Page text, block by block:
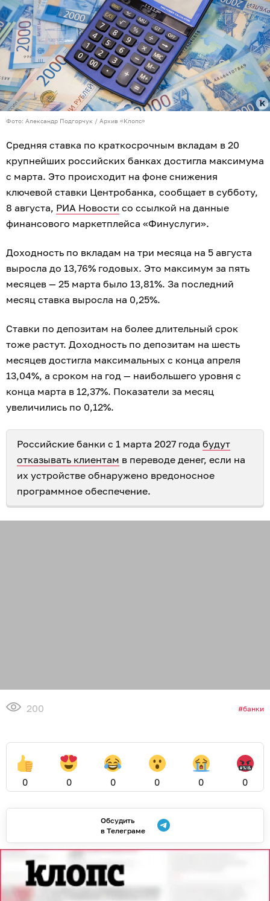
Фото: Александр Подгорчук / Архив «Клопс»
Средняя ставка по краткосрочным вкладам в 20
крупнейших российских банках достигла максимума
с марта. Это происходит на фоне снижения
ключевой ставки Центробанка, сообщает в субботу,
8 августа, РИА Новости со ссылкой на данные
финансового маркетплейса «Финуслуги».
Доходность по вкладам на три месяца на 5 августа
выросла до 13,76% годовых. Это максимум за пять
месяцев — 25 марта было 13,81%. За последний
месяц ставка выросла на 0,25%.
Ставки по депозитам на более длительный срок
тоже растут. Доходность по депозитам на шесть
месяцев достигла максимальных с конца апреля
13,04%, а сроком на год — наибольшего уровня с
конца марта в 12,37%. Показатели за месяц
увеличились по 0,12%.
Российские банки с 1 марта 2027 года будут
отказывать клиентам в переводе денег, если на
их устройстве обнаружено вредоносное
программное обеспечение.
200 банки
0 0 0 0 0 0
Обсудить
в Телеграме